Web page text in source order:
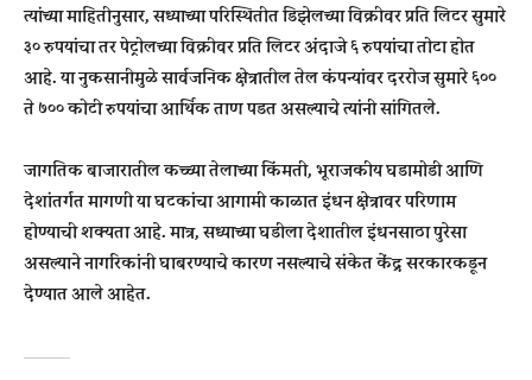
त्यांच्या माहितीनुसार, सध्याच्या परिस्थितीत डिझेलच्या विक्रीवर प्रति लिटर सुमारे
३० रुपयांचा तर पेट्रोलच्या विक्रीवर प्रति लिटर अंदाजे ६ रुपयांचा तोटा होत
आहे. या नुकसानीमुळे सार्वजनिक क्षेत्रातील तेल कंपन्यांवर दररोज सुमारे ६००
ते ७०० कोटी रुपयांचा आर्थिक ताण पडत असल्याचे त्यांनी सांगितले.
जागतिक बाजारातील कच्च्या तेलाच्या किंमती, भूराजकीय घडामोडी आणि
देशांतर्गत मागणी या घटकांचा आगामी काळात इंधन क्षेत्रावर परिणाम
होण्याची शक्यता आहे. मात्र, सध्याच्या घडीला देशातील इंधनसाठा पुरेसा
असल्याने नागरिकांनी घाबरण्याचे कारण नसल्याचे संकेत केंद्र सरकारकडून
देण्यात आले आहेत.